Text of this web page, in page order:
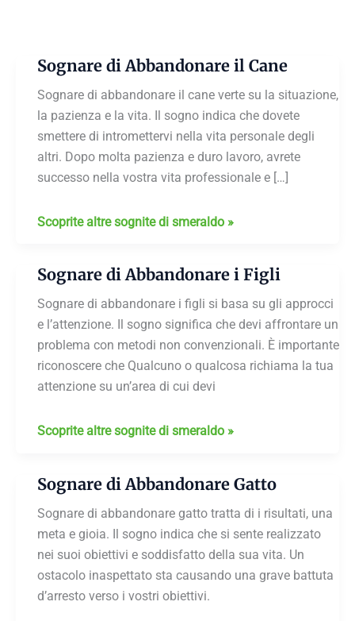
Sognare di Abbandonare il Cane
Sognare di abbandonare il cane verte su la situazione,
la pazienza e la vita. Il sogno indica che dovete
smettere di intromettervi nella vita personale degli
altri. Dopo molta pazienza e duro lavoro, avrete
successo nella vostra vita professionale e […]
Sognare
il
Cane
Scoprite altre sognite di smeraldo »
Sognare di Abbandonare i Figli
Sognare di abbandonare i figli si basa su gli approcci
e l’attenzione. Il sogno significa che devi affrontare un
problema con metodi non convenzionali. È importante
riconoscere che Qualcuno o qualcosa richiama la tua
attenzione su un’area di cui devi
Sognare
i
Figli
Scoprite altre sognite di smeraldo »
Sognare di Abbandonare Gatto
Sognare di abbandonare gatto tratta di i risultati, una
meta e gioia. Il sogno indica che si sente realizzato
nei suoi obiettivi e soddisfatto della sua vita. Un
ostacolo inaspettato sta causando una grave battuta
d’arresto verso i vostri obiettivi.